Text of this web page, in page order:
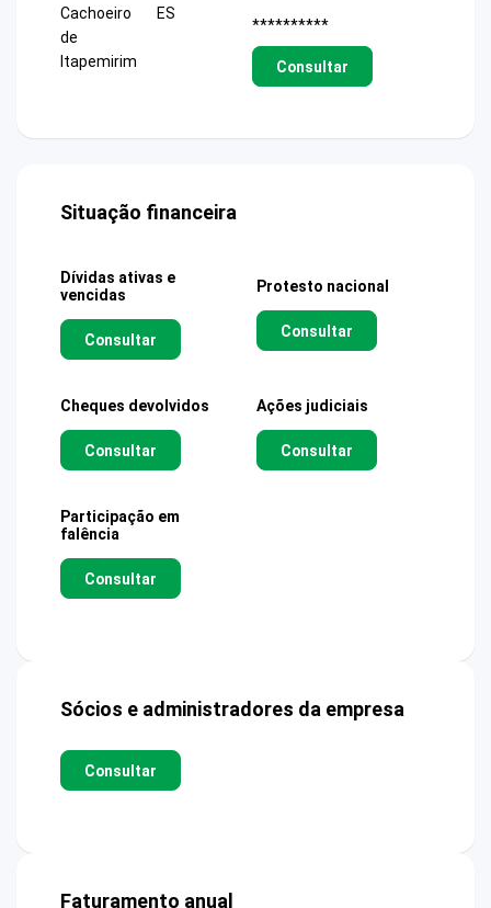
Cachoeiro
de
Itapemirim
ES
**********
Consultar
Situação financeira
Dívidas ativas e
vencidas
Consultar
Protesto nacional
Consultar
Cheques devolvidos
Consultar
Ações judiciais
Consultar
Participação em
falência
Consultar
Sócios e administradores da empresa
Consultar
Faturamento anual